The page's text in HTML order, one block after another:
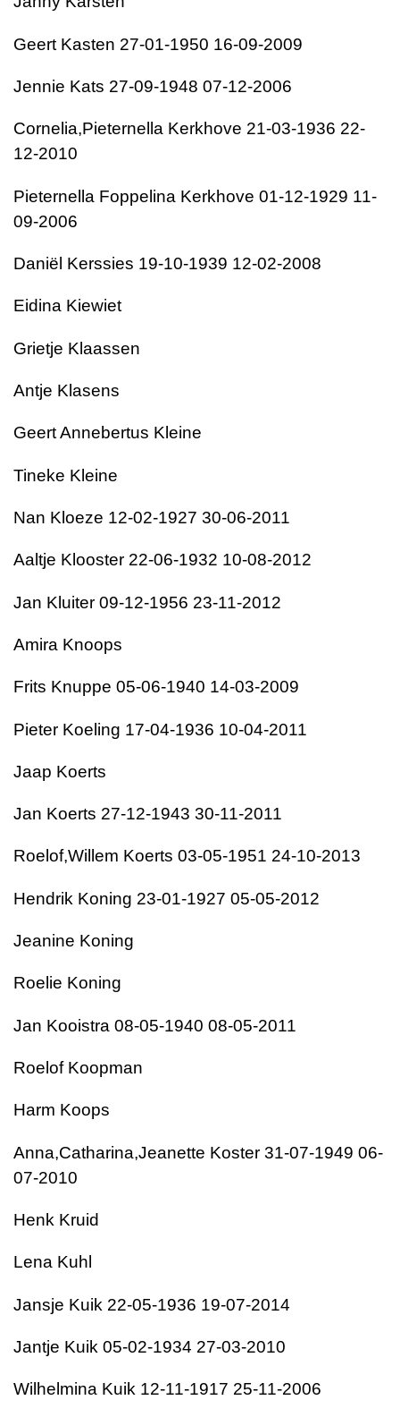
Geert Kasten 27-01-1950 16-09-2009
Jennie Kats 27-09-1948 07-12-2006
Cornelia,Pieternella Kerkhove 21-03-1936 22-
12-2010
Pieternella Foppelina Kerkhove 01-12-1929 11-
09-2006
Daniël Kerssies 19-10-1939 12-02-2008
Eidina Kiewiet
Grietje Klaassen
Antje Klasens
Geert Annebertus Kleine
Tineke Kleine
Nan Kloeze 12-02-1927 30-06-2011
Aaltje Klooster 22-06-1932 10-08-2012
Jan Kluiter 09-12-1956 23-11-2012
Amira Knoops
Frits Knuppe 05-06-1940 14-03-2009
Pieter Koeling 17-04-1936 10-04-2011
Jaap Koerts
Jan Koerts 27-12-1943 30-11-2011
Roelof,Willem Koerts 03-05-1951 24-10-2013
Hendrik Koning 23-01-1927 05-05-2012
Jeanine Koning
Roelie Koning
Jan Kooistra 08-05-1940 08-05-2011
Roelof Koopman
Harm Koops
Anna,Catharina,Jeanette Koster 31-07-1949 06-
07-2010
Henk Kruid
Lena Kuhl
Jansje Kuik 22-05-1936 19-07-2014
Jantje Kuik 05-02-1934 27-03-2010
Wilhelmina Kuik 12-11-1917 25-11-2006